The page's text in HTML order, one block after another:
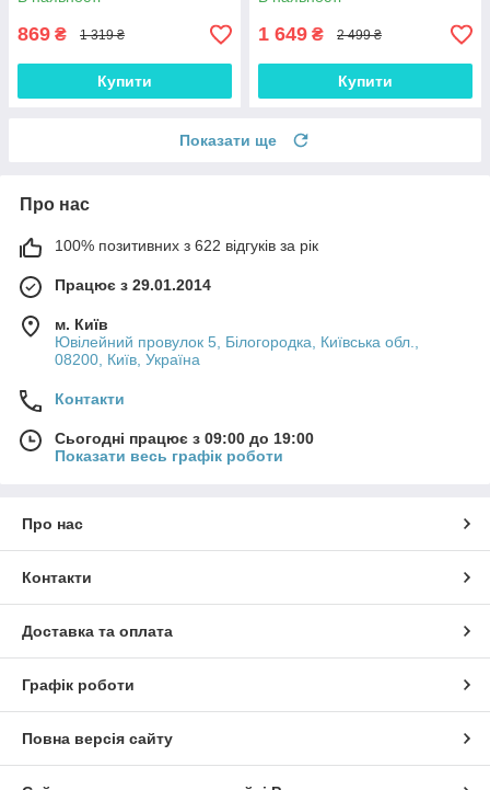
869 ₴ 1 319 ₴
Купити
1 649 ₴ 2 499 ₴
Купити
Показати ще
Про нас
100% позитивних з 622 відгуків за рік
Працює з 29.01.2014
м. Київ
Ювілейний провулок 5, Білогородка, Київська обл.,
08200, Київ, Україна
Контакти
Сьогодні працює з 09:00 до 19:00
Показати весь графік роботи
Про нас
Контакти
Доставка та оплата
Графік роботи
Повна версія сайту